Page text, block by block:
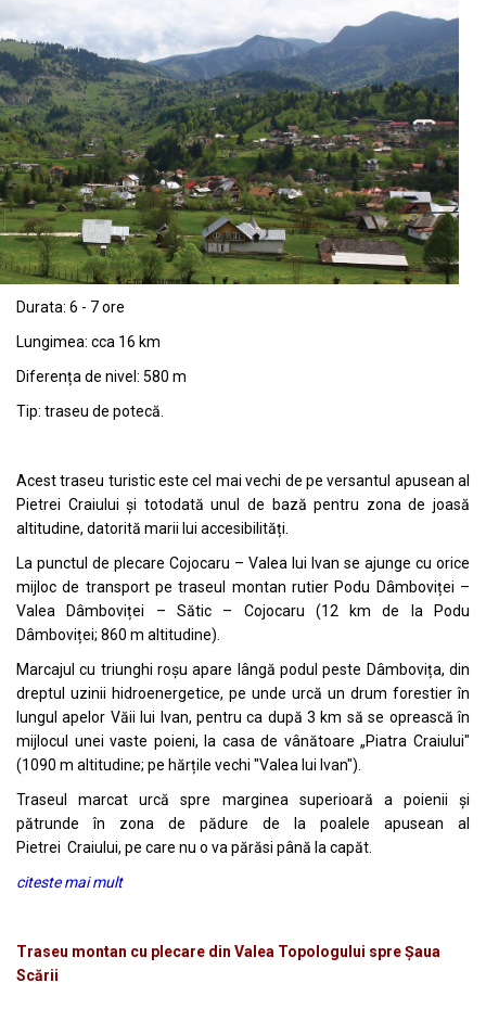
Durata: 6 - 7 ore
Lungimea: cca 16 km
Diferența de nivel: 580 m
Tip: traseu de potecă.
Acest traseu turistic este cel mai vechi de pe versantul apusean al
Pietrei Craiului și totodată unul de bază pentru zona de joasă
altitudine, datorită marii lui accesibilități.
La punctul de plecare Cojocaru – Valea lui Ivan se ajunge cu orice
mijloc de transport pe traseul montan rutier Podu Dâmboviței –
Valea Dâmboviței – Sătic – Cojocaru (12 km de la Podu
Dâmboviței; 860 m altitudine).
Marcajul cu triunghi roșu apare lângă podul peste Dâmbovița, din
dreptul uzinii hidroenergetice, pe unde urcă un drum forestier în
lungul apelor Văii lui Ivan, pentru ca după 3 km să se oprească în
mijlocul unei vaste poieni, la casa de vânătoare „Piatra Craiului"
(1090 m altitudine; pe hărțile vechi "Valea lui Ivan").
Traseul marcat urcă spre marginea superioară a poienii și
pătrunde în zona de pădure de la poalele apusean al
Pietrei Craiului, pe care nu o va părăsi până la capăt.
citeste mai mult
Traseu montan cu plecare din Valea Topologului spre Șaua
Scării